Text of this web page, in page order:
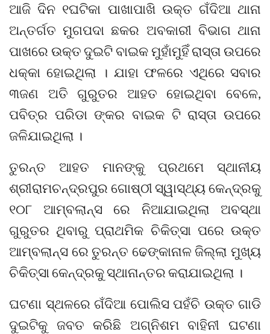
ଆଜି ଦିନ ୧ଘଟିକା ପାଖାପାଖି ଉକ୍ତ ଗଁଦିଆ ଥାନା
ଅନ୍ତର୍ଗତ ମୁଗପଦା ଛକର ଅବକାରୀ ବିଭାଗ ଥାନା
ପାଖରେ ଉକ୍ତ ଦୁଇଟି ବାଇକ ମୁହାଁମୁହିଁ ରାସ୍ତା ଉପରେ
ଧକ୍କା ହୋଇଥିଲା । ଯାହା ଫଳରେ ଏଥିରେ ସବାର
୩ଜଣ ଅତି ଗୁରୁତର ଆହତ ହୋଇଥିବା ବେଳେ,
ପବିତ୍ର ପରିଡା ଙ୍କର ବାଇକ ଟି ରାସ୍ତା ଉପରେ
ଜଳିଯାଇଥିଲା ।
ତୁରନ୍ତ ଆହତ ମାନଙ୍କୁ ପ୍ରଥମେ ସ୍ଥାନୀୟ
ଶ୍ରୀରାମଚନ୍ଦ୍ରପୁର ଗୋଷ୍ଠୀ ସ୍ୱାସ୍ଥ୍ୟ କେନ୍ଦ୍ରକୁ
୧୦୮ ଆମ୍ବଲାନ୍ସ ରେ ନିଆଯାଇଥିଲା ଅବସ୍ଥା
ଗୁରୁତର ଥିବାରୁ ପ୍ରାଥମିକ ଚିକିତ୍ସା ପରେ ଉକ୍ତ
ଆମ୍ବଲାନ୍ସ ରେ ତୁରନ୍ତ ଢେଙ୍କାନାଳ ଜିଲ୍ଲା ମୁଖ୍ୟ
ଚିକିତ୍ସା କେନ୍ଦ୍ରକୁ ସ୍ଥାନାନ୍ତର କରାଯାଇଥିଲା ।
ଘଟଣା ସ୍ଥଳରେ ଗଁଦିଆ ପୋଲିସ ପହଁଚି ଉକ୍ତ ଗାଡି
ଦୁଇଟିକୁ ଜବତ କରିଛି ଅଗ୍ନିଶମ ବାହିନୀ ଘଟଣା